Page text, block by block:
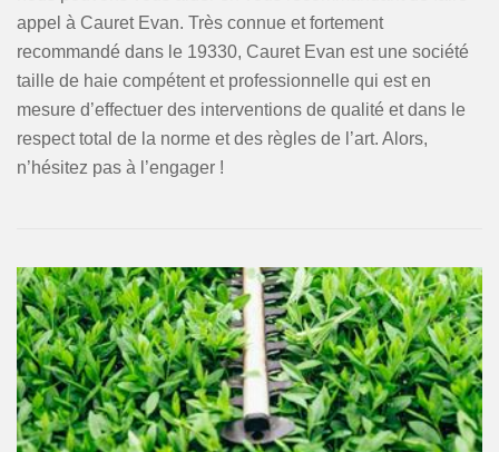
appel à Cauret Evan. Très connue et fortement
recommandé dans le 19330, Cauret Evan est une société
taille de haie compétent et professionnelle qui est en
mesure d’effectuer des interventions de qualité et dans le
respect total de la norme et des règles de l’art. Alors,
n’hésitez pas à l’engager !